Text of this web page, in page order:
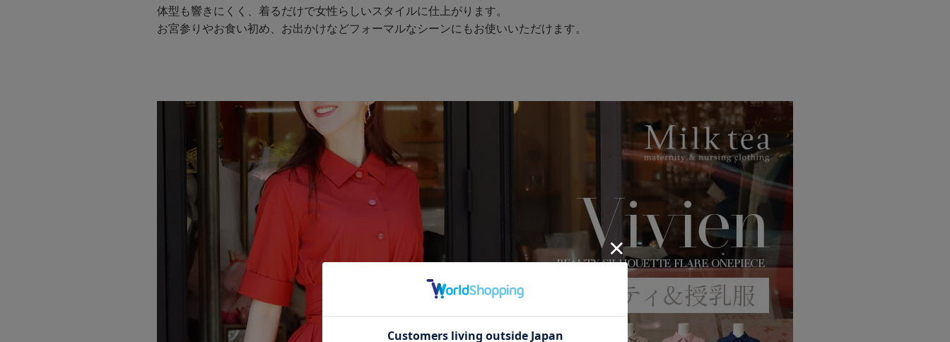
体型も響きにくく、着るだけで女性らしいスタイルに仕上がります。
お宮参りやお食い初め、お出かけなどフォーマルなシーンにもお使いいただけます。